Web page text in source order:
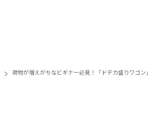
荷物が増えがちなビギナー必見！「ドデカ盛りワゴ